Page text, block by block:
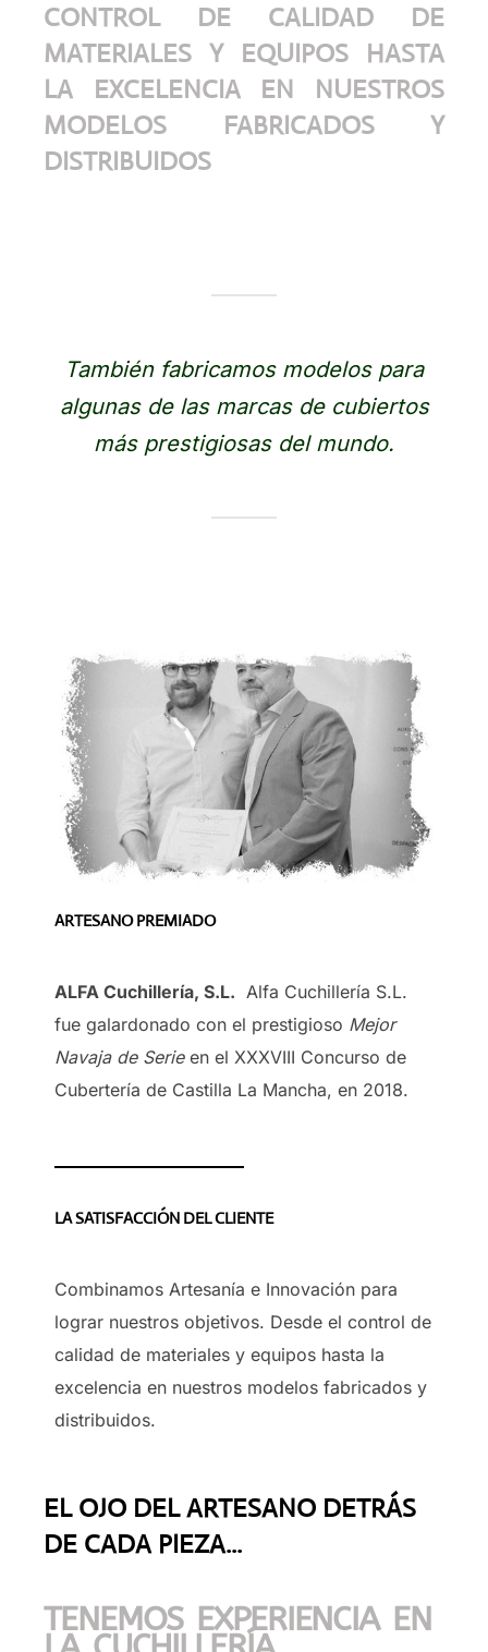
CONTROL DE CALIDAD DE
MATERIALES Y EQUIPOS HASTA
LA EXCELENCIA EN NUESTROS
MODELOS FABRICADOS Y
DISTRIBUIDOS
También fabricamos modelos para
algunas de las marcas de cubiertos
más prestigiosas del mundo.
ARTESANO PREMIADO
ALFA Cuchillería, S.L. Alfa Cuchillería S.L.
fue galardonado con el prestigioso Mejor
Navaja de Serieen el XXXVIII Concurso de
Cubertería de Castilla La Mancha, en 2018.
LA SATISFACCIÓN DEL CLIENTE
Combinamos Artesanía e Innovación para
lograr nuestros objetivos. Desde el control de
calidad de materiales y equipos hasta la
excelencia en nuestros modelos fabricados y
distribuidos.
EL OJO DEL ARTESANO DETRÁS
DE CADA PIEZA...
TENEMOS EXPERIENCIA EN